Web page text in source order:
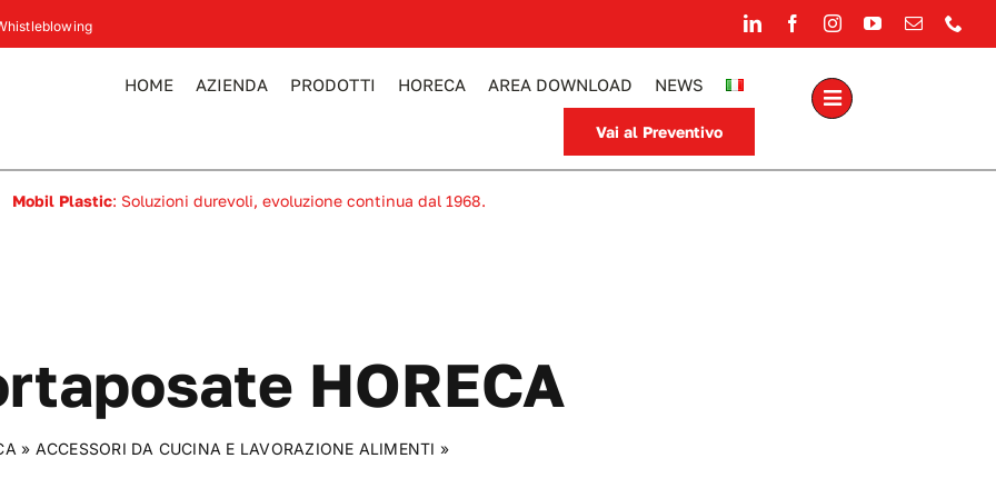
HOME AZIENDA PRODOTTI HORECA AREA DOWNLOAD NEWS
Vai al Preventivo
Mobil Plastic: Soluzioni durevoli, evoluzione continua dal 1968.
HORECA
» ACCESSORI DA CUCINA E LAVORAZIONE ALIMENTI »